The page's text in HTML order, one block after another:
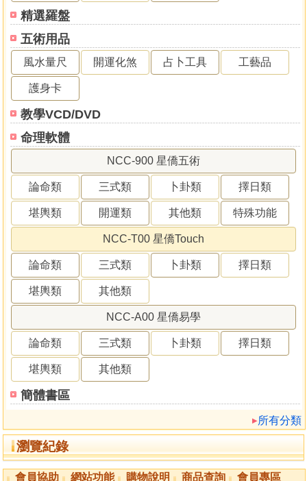
精選羅盤
五術用品
風水量尺 開運化煞 占卜工具 工藝品
護身卡
教學VCD/DVD
命理軟體
NCC-900 星僑五術
論命類 三式類 卜卦類 擇日類
堪輿類 開運類 其他類 特殊功能
NCC-T00 星僑Touch
論命類 三式類 卜卦類 擇日類
堪輿類 其他類
NCC-A00 星僑易學
論命類 三式類 卜卦類 擇日類
堪輿類 其他類
簡體書區
所有分類
瀏覽紀錄
會員協助 網站功能 購物說明 商品查詢 會員專區